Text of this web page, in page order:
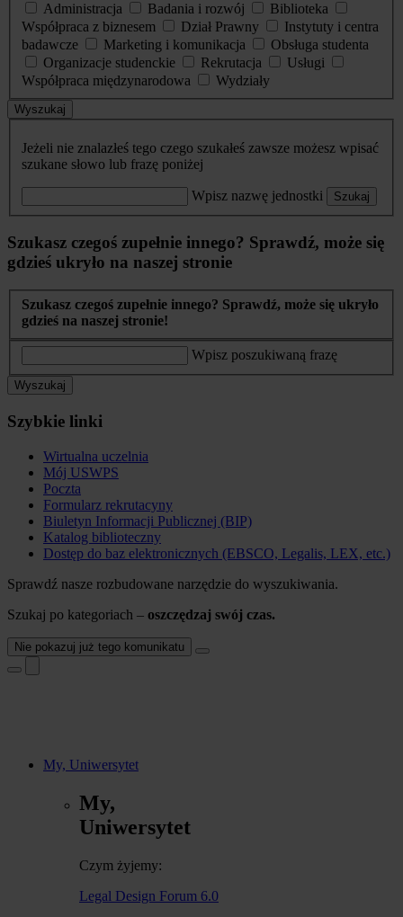
Administracja
Badania i rozwój
Biblioteka
Współpraca z biznesem
Dział Prawny
Instytuty i centra
badawcze
Marketing i komunikacja
Obsługa studenta
Organizacje studenckie
Rekrutacja
Usługi
Współpraca międzynarodowa
Wydziały
Wyszukaj
Jeżeli nie znalazłeś tego czego szukałeś zawsze możesz wpisać
szukane słowo lub frazę poniżej
Wpisz nazwę jednostki Szukaj
Szukasz czegoś zupełnie innego? Sprawdź, może się
gdzieś ukryło na naszej stronie
Szukasz czegoś zupełnie innego? Sprawdź, może się ukryło
gdzieś na naszej stronie!
Wpisz poszukiwaną frazę
Wyszukaj
Szybkie linki
Wirtualna uczelnia
Mój USWPS
Poczta
Formularz rekrutacyny
Biuletyn Informacji Publicznej (BIP)
Katalog biblioteczny
Dostęp do baz elektronicznych (EBSCO, Legalis, LEX, etc.)
Sprawdź nasze rozbudowane narzędzie do wyszukiwania.
Szukaj po kategoriach – oszczędzaj swój czas.
Nie pokazuj już tego komunikatu
My, Uniwersytet
My,
Uniwersytet
Czym żyjemy:
Legal Design Forum 6.0